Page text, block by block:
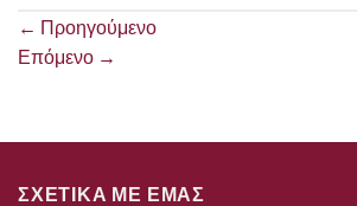
← Προηγούμενο
Επόμενο →
ΣΧΕΤΙΚΑ ΜΕ ΕΜΑΣ